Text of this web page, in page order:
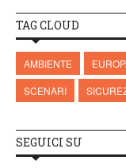
TAG CLOUD
AMBIENTE
SCENARI
SEGUICI SU